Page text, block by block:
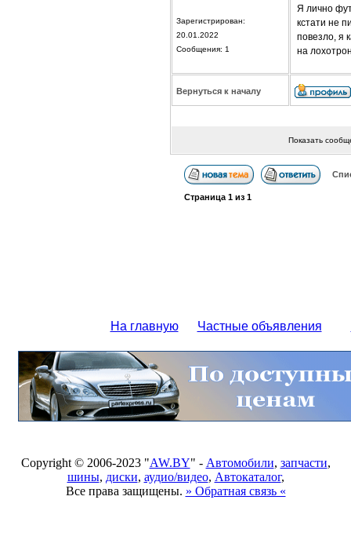
Зарегистрирован:
20.01.2022
Сообщения: 1
Я лично
кстати не
повезло, я
на
Вернуться к началу
Показать
Страница 1из 1
На главную Частные объявления
Copyright © 2006-2023 "AW.BY" - Автомобили, запчасти,
шины, диски, аудио/видео, Автокаталог,
Все права защищены. » Обратная связь «